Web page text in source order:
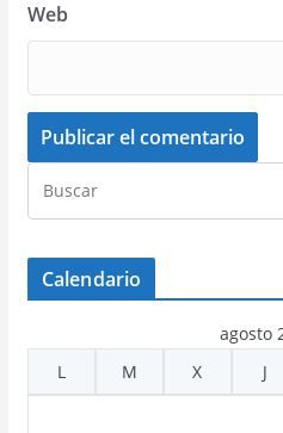
Web
Calendario
agosto
L
M X J